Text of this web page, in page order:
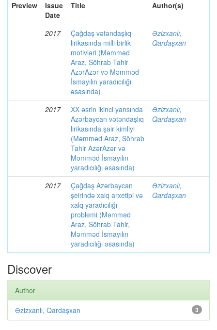
Preview
Issue
Date
Title Author(s)
2017
Çağdaş vətəndaşlıq
lirikasında milli birlik
motivləri (Məmməd
Araz, Söhrab Tahir
AzərAzər və Məmməd
İsmayılın yaradıcılığı
əsasında)
Əzizxanlı,
Qardaşxan
2017
XX əsrin ikinci yarısında
Azərbaycan vətəndaşlıq
lirikasında şair kimliyi
(Məmməd Araz, Söhrab
Tahir AzərAzər və
Məmməd İsmayılın
yaradıcılığı əsasında)
Əzizxanlı,
Qardaşxan
2017
Çağdaş Azərbaycan
şeirində xalq arxetipi və
xalq yaradıcılığı
problemi (Məmməd
Araz, Söhrab Tahir,
Məmməd İsmayılın
yaradıcılığı əsasında)
Əzizxanlı,
Qardaşxan
Discover
Author
3
Əzizxanlı, Qardaşxan